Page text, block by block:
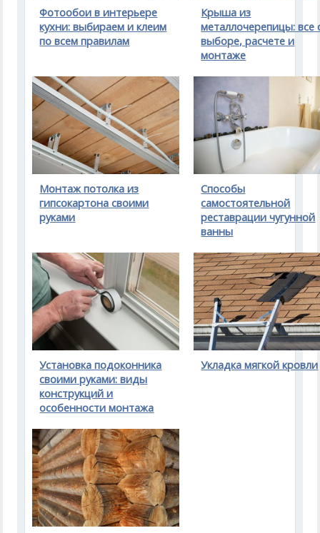
Фотообои в интерьере
кухни: выбираем и клеим
по всем правилам
Крыша из
металлочерепицы: все
выборе, расчете и
монтаже
Монтаж потолка из
гипсокартона своими
руками
Способы
самостоятельной
реставрации чугунной
ванны
Установка подоконника
своими руками: виды
конструкций и
особенности монтажа
Укладка мягкой кровли